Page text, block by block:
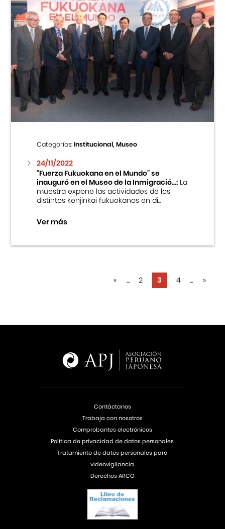
Categorías:Institucional, Museo
24/11/2022
“Fuerza Fukuokana en el Mundo” se
inauguró en el Museo de la Inmigració...:La
muestra expone las actividades de los
distintos kenjinkai fukuokanos en di...
Ver más
« ... 2 3 4 ... »
Contáctanos
Trabaja con nosotros
Comprobantes electrónicos
Política de privacidad de datos personales
Tratamiento de datos personales para
videovigilancia
Derechos ARCO